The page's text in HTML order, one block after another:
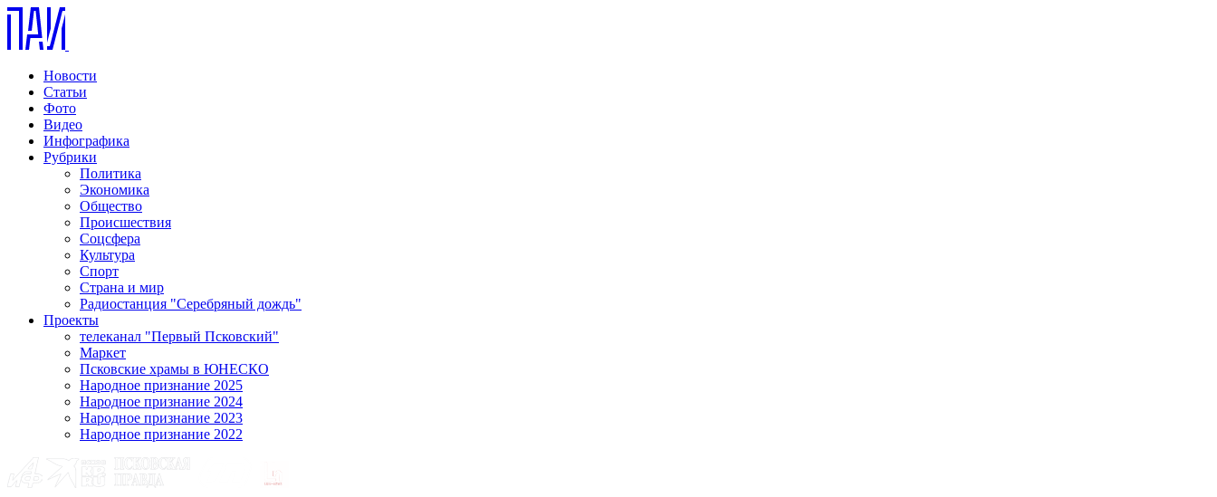
Новости
Статьи
Фото
Видео
Инфографика
Рубрики
Политика
Экономика
Общество
Происшествия
Соцсфера
Культура
Спорт
Страна и мир
Радиостанция "Серебряный дождь"
Проекты
телеканал "Первый Псковский"
Маркет
Псковские храмы в ЮНЕСКО
Народное признание 2025
Народное признание 2024
Народное признание 2023
Народное признание 2022